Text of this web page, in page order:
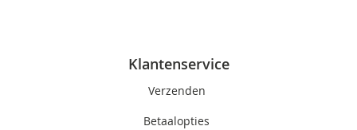
Klantenservice
Verzenden
Betaalopties